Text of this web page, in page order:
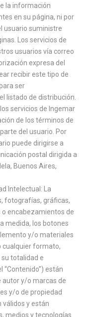
la información
en su página, ni por
usuario suministre
Los servicios de
usuarios vía correo
expresa del
recibir este tipo de
ser
listado de distribución.
servicios de Ingemar
de los términos de
del usuario. Por
puede dirigirse a
postal dirigida a
Buenos Aires,
Intelectual: La
fotografías, gráficas,
o encabezamientos de
medida, los botones
y/o materiales
cualquier formato,
totalidad e
están
autor y/o marcas de
y/o de propiedad
válidos y están
medios y tecnologías